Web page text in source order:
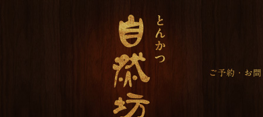
自然坊からのお知らせ＜大田区
久が原のとんかつ＞